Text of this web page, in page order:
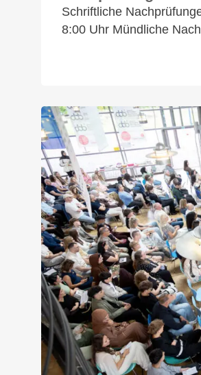
Schriftliche
8:00 Uhr Mündliche